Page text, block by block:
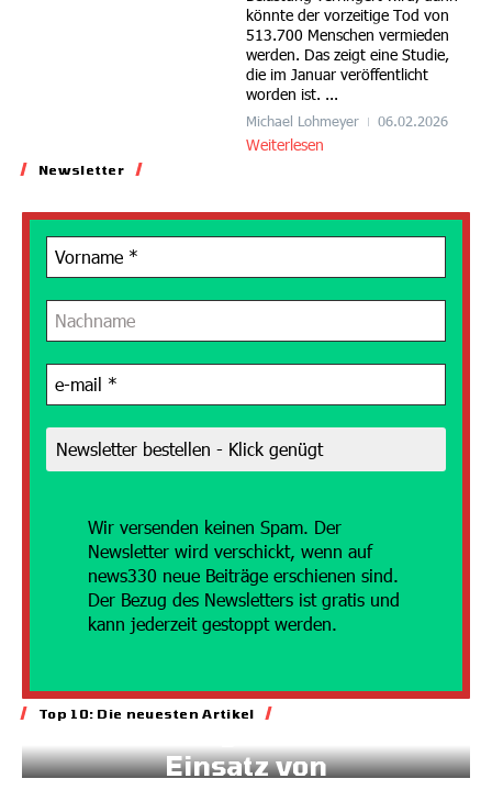
könnte der vorzeitige Tod von
513.700 Menschen vermieden
werden. Das zeigt eine Studie,
die im Januar veröffentlicht
worden ist. ...
Michael Lohmeyer 06.02.2026
Weiterlesen
Newsletter
Wir versenden keinen Spam. Der
Newsletter wird verschickt, wenn auf
news330 neue Beiträge erschienen sind.
Der Bezug des Newsletters ist gratis und
kann jederzeit gestoppt werden.
Top 10: Die neuesten Artikel
Energie
Einsatz von